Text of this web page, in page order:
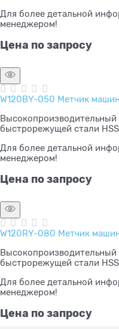
Для более детальной
менеджером!
Цена по запросу
W120BY-050 Метчик
быстрорежущей стали
Для более детальной
менеджером!
Цена по запросу
W120RY-080 Метчик
быстрорежущей стали
Для более детальной
менеджером!
Цена по запросу